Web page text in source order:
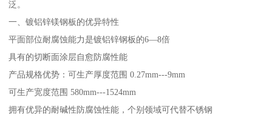
泛。
一、镀铝锌镁钢板的优异特性
平面部位耐腐蚀能力是镀铝锌钢板的6—8倍
具有的切断面涂层自愈防腐性能
产品规格优势：可生产厚度范围 0.27mm---9mm
可生产宽度范围 580mm---1524mm
拥有优异的耐碱性防腐蚀性能，个别领域可代替不锈钢